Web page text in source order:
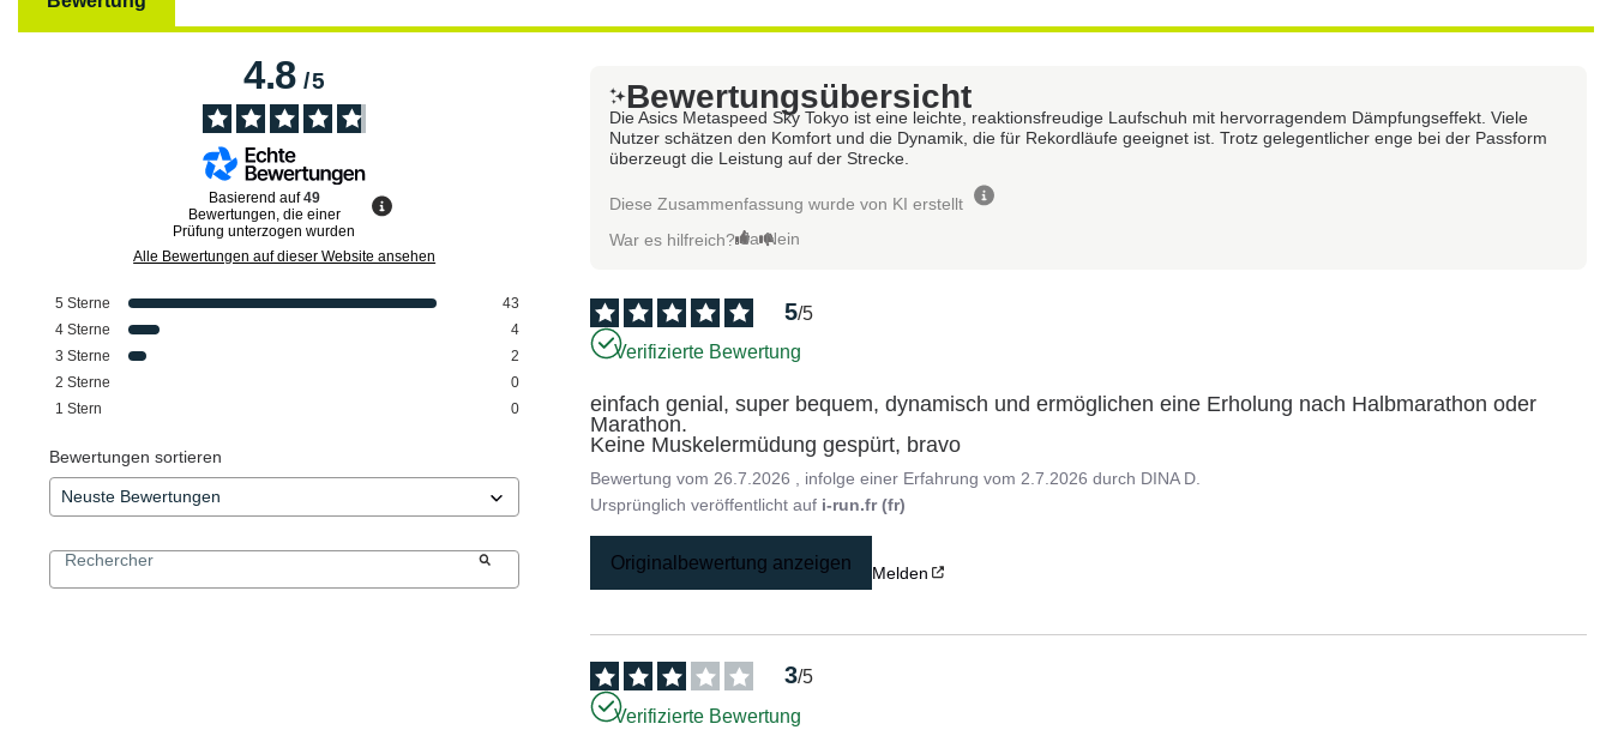
4.8/5
Basierend auf49
Bewertungen, die einer
Prüfung unterzogen wurden
Alle Bewertungen auf dieser Website ansehen
5 Sterne
43
4 Sterne
4
3 Sterne
2
2 Sterne
0
1 Stern 0
Bewertungen sortieren
Bewertungsübersicht
Die Asics Metaspeed Sky Tokyo ist eine leichte, reaktionsfreudige Laufschuh mit hervorragendem Dämpfungseffekt. Viele
Nutzer schätzen den Komfort und die Dynamik, die für Rekordläufe geeignet ist. Trotz gelegentlicher enge bei der Passform
überzeugt die Leistung auf der Strecke.
Diese Zusammenfassung wurde von KI erstellt
War es hilfreich? Ja Nein
5/5
Verifizierte Bewertung
einfach genial, super bequem, dynamisch und ermöglichen eine Erholung nach Halbmarathon oder
Marathon.
Keine Muskelermüdung gespürt, bravo
Bewertung vom 26.7.2026 , infolge einer Erfahrung vom 2.7.2026 durch DINA D.
Ursprünglich veröffentlicht auf i-run.fr (fr)
Originalbewertung anzeigen Melden
3/5
Verifizierte Bewertung